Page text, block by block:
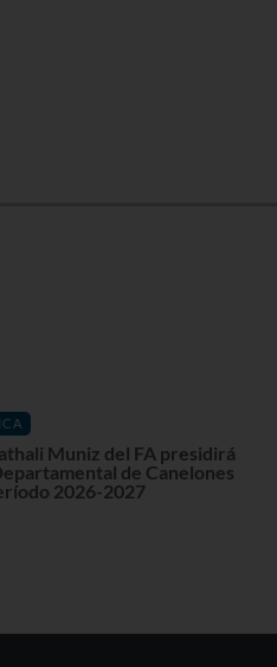
Muniz del FA presidirá
de Canelones
2026-2027